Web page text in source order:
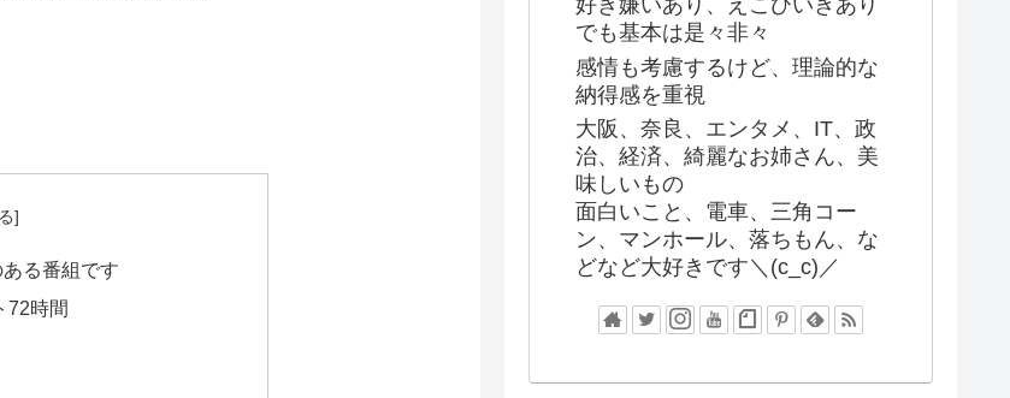
る番組です
72時間
好き嫌いあり、えこひいきあり
でも基本は是々非々
感情も考慮するけど、理論的な
納得感を重視
大阪、奈良、エンタメ、IT、政
治、経済、綺麗なお姉さん、美
味しいもの
面白いこと、電車、三角コー
ン、マンホール、落ちもん、な
どなど大好きです＼(c_c)／